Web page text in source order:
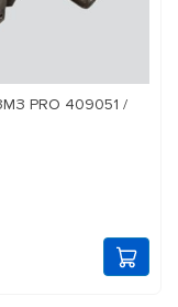
PRO 409051 /